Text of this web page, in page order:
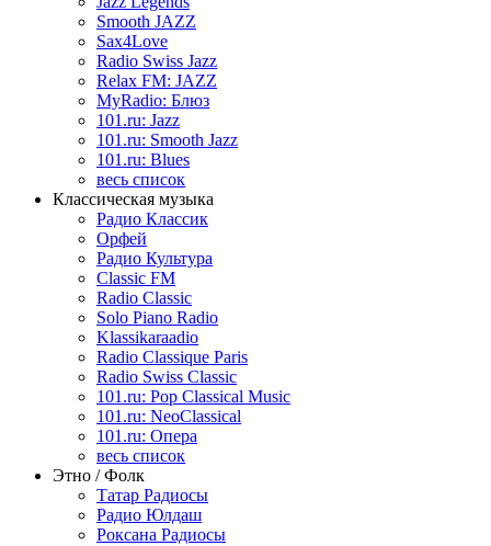
Smooth JAZZ
Sax4Love
Radio Swiss Jazz
Relax FM: JAZZ
MyRadio: Блюз
101.ru: Jazz
101.ru: Smooth Jazz
101.ru: Blues
весь список
Классическая музыка
Радио Классик
Орфей
Радио Культура
Classic FM
Radio Classic
Solo Piano Radio
Klassikaraadio
Radio Classique Paris
Radio Swiss Classic
101.ru: Pop Classical Music
101.ru: NeoClassical
101.ru: Опера
весь список
Этно / Фолк
Татар Радиосы
Радио Юлдаш
Роксана Радиосы